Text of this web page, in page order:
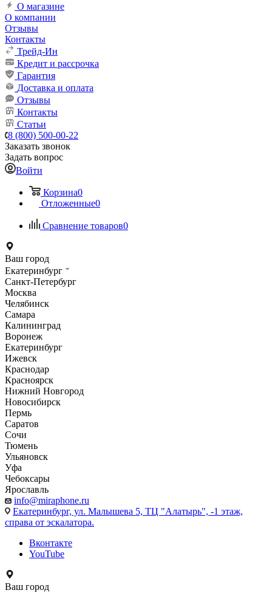
О магазине
О компании
Отзывы
Контакты
Трейд-Ин
Кредит и рассрочка
Гарантия
Доставка и оплата
Отзывы
Контакты
Статьи
8 (800) 500-00-22
Заказать звонок
Задать вопрос
Войти
Корзина0
Отложенные0
Сравнение товаров0
Ваш город
Екатеринбург
Санкт-Петербург
Москва
Челябинск
Самара
Калининград
Воронеж
Екатеринбург
Ижевск
Краснодар
Красноярск
Нижний Новгород
Новосибирск
Пермь
Саратов
Сочи
Тюмень
Ульяновск
Уфа
Чебоксары
Ярославль
info@miraphone.ru
Екатеринбург, ул. Малышева 5, ТЦ "Алатырь", -1 этаж,
справа от эскалатора.
Вконтакте
YouTube
Ваш город